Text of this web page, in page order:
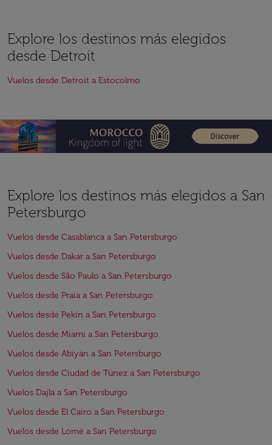
Explore los destinos más elegidos
desde Detroit
Vuelos desde Detroit a Estocolmo
Explore los destinos más elegidos a San
Petersburgo
Vuelos desde Casablanca a San Petersburgo
Vuelos desde Dakar a San Petersburgo
Vuelos desde São Paulo a San Petersburgo
Vuelos desde Praia a San Petersburgo
Vuelos desde Pekín a San Petersburgo
Vuelos desde Miami a San Petersburgo
Vuelos desde Abiyán a San Petersburgo
Vuelos desde Ciudad de Túnez a San Petersburgo
Vuelos Dajla a San Petersburgo
Vuelos desde El Cairo a San Petersburgo
Vuelos desde Lomé a San Petersburgo